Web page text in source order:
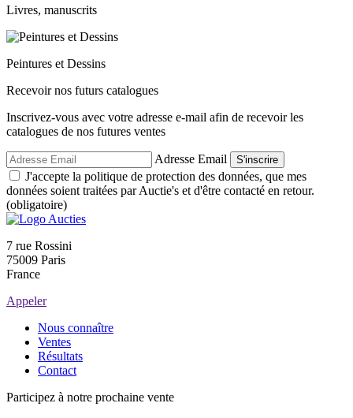
Livres, manuscrits
Peintures et Dessins
Recevoir nos futurs catalogues
Inscrivez-vous avec votre adresse e-mail afin de recevoir les
catalogues de nos futures ventes
Adresse Email S'inscrire
J'accepte la politique de protection des données, que mes
données soient traitées par Auctie's et d'être contacté en retour.
(obligatoire)
7 rue Rossini
75009 Paris
France
Appeler
Nous connaître
Ventes
Résultats
Contact
Participez à notre prochaine vente